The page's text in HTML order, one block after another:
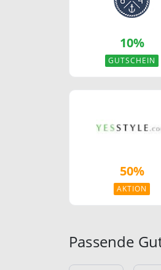
10%
GUTSCHEIN
50%
AKTION
Passende